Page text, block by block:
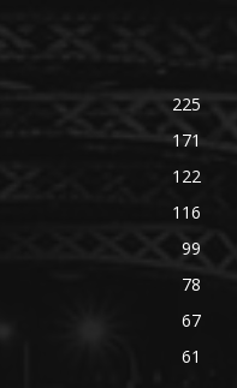
225
171
122
116
99
78
67
61